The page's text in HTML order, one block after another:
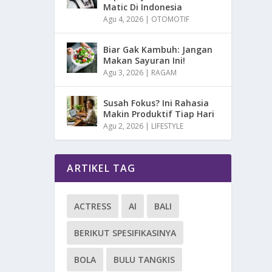
Matic Di Indonesia
Agu 4, 2026 | OTOMOTIF
Biar Gak Kambuh: Jangan
Makan Sayuran Ini!
Agu 3, 2026 | RAGAM
Susah Fokus? Ini Rahasia
Makin Produktif Tiap Hari
Agu 2, 2026 | LIFESTYLE
ARTIKEL TAG
ACTRESS AI BALI
BERIKUT SPESIFIKASINYA
BOLA BULU TANGKIS